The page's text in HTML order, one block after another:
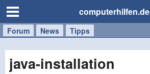
computerhilfen.de
Forum News Tipps
Handy
Tablet
Windows
Mac
java-installation